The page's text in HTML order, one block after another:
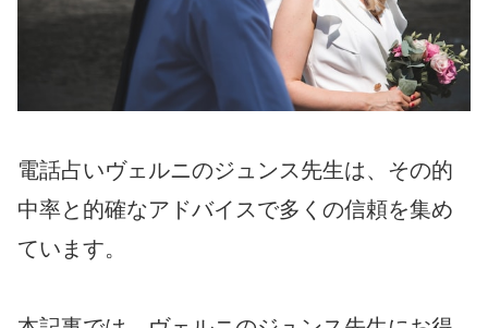
電話占いヴェルニのジュンス先生は、その的
中率と的確なアドバイスで多くの信頼を集め
ています。